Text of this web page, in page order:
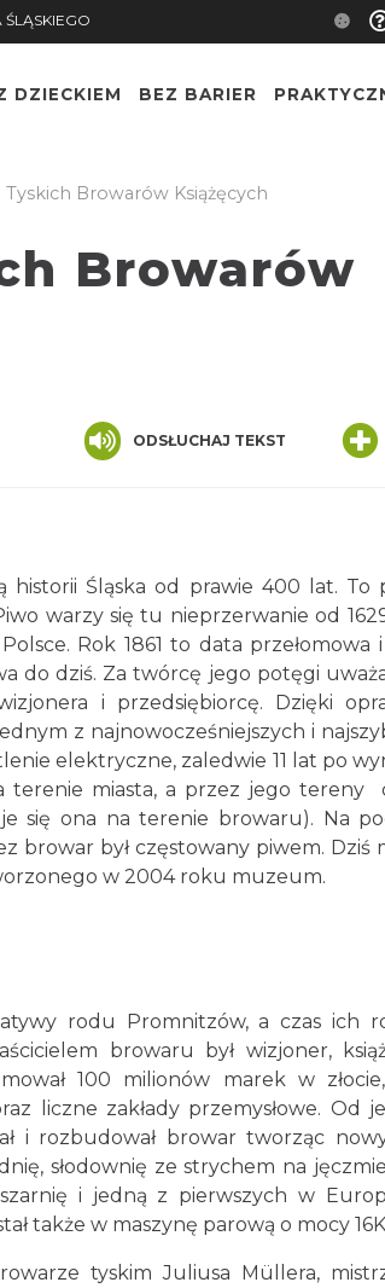
DZIECKIEM BEZ BARIER
Tyskich Browarów Książęcych
Browarów
ODSŁUCHAJ TEKST
historii Śląska od prawie 400 lat. To
warzy się tu nieprzerwanie od
Rok 1861 to data przełomowa
do dziś. Za twórcę jego potęgi
i przedsiębiorcę. Dzięki
z najnowocześniejszych i
elektryczne, zaledwie 11 lat po
terenie miasta, a przez jego tereny
się ona na terenie browaru). Na
browar był częstowany piwem. Dziś
w 2004 roku muzeum.
rodu Promnitzów, a czas ich
browaru był wizjoner,
100 milionów marek w
liczne zakłady przemysłowe. Od
i rozbudował browar tworząc
słodownię ze strychem na
i jedną z pierwszych w
także w maszynę parową o mocy
tyskim Juliusa Müllera,